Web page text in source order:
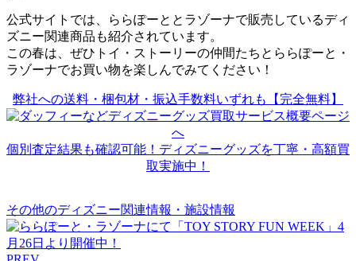
公式サイトでは、ららぽーととラゾーナで販売しているディ
ズニー関連商品も紹介されています。
この春は、ぜひトイ・ストーリーの仲間たちとららぽーと・
ラゾーナでお買い物を楽しんでみてください！
弊社への送料・梱包材・振込手数料いずれも【完全無料】
個別査定結果も確認可能！ディズニーグッズを丁寧・高額買
取実施中！
その他のディズニー関連情報・施設情報